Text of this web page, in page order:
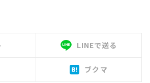
LINEで送る
ブクマ